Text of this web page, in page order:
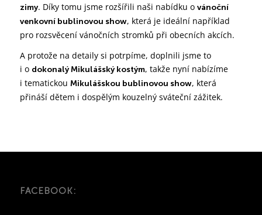
zimy. Díky tomu jsme rozšířili naši nabídku o vánoční
venkovní bublinovou show, která je ideální například
pro rozsvěcení vánočních stromků při obecních akcích.
A protože na detaily si potrpíme, doplnili jsme to
i o dokonalý Mikulášský kostým, takže nyní nabízíme
i tematickou Mikulášskou bublinovou show, která
přináší dětem i dospělým kouzelný sváteční zážitek.
FACEBOOK: